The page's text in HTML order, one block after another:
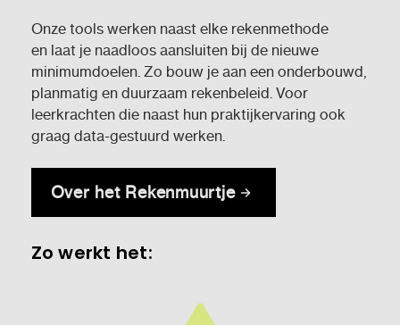
Onze tools werken naast elke rekenmethode
en laat je naadloos aansluiten bij de nieuwe
minimumdoelen. Zo bouw je aan een onderbouwd,
planmatig en duurzaam rekenbeleid. Voor
leerkrachten die naast hun praktijkervaring ook
graag data-gestuurd werken.
Over het Rekenmuurtje
Zo werkt het: